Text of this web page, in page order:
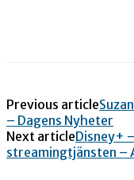
Previous article
– Dagens Nyheter
Next articleDisney+
streamingtjänsten –